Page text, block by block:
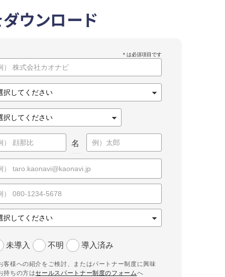
ウンロード
名
未導入 不明 導入済み
客様への紹介をご検討、またはパートナー制度に興味
持ちの方はセールスパートナー制度のフォームへ